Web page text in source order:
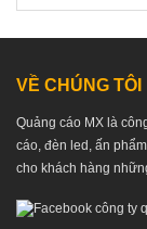
VỀ CHÚNG TÔI
Quảng cáo MX là
cáo, đèn led, ấn
cho khách hàng